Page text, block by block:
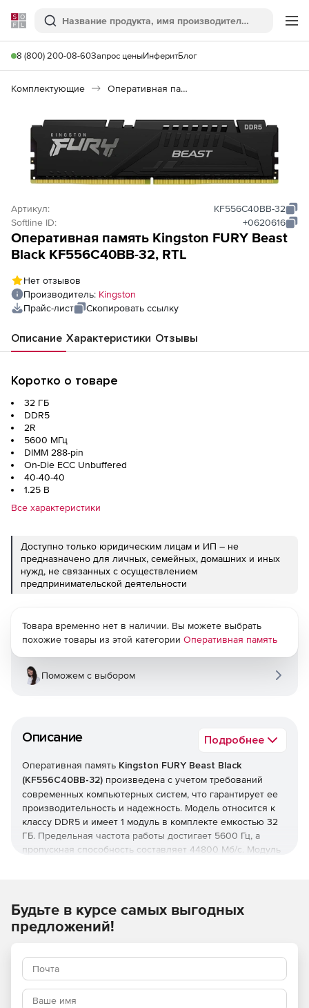
Softline
Поиск
8 (800) 200-08-60Запрос ценыИнферитБлог
Комплектующие Оперативная память
Артикул:
KF556C40BB-32
Softline ID:
+0620616
Оперативная память Kingston FURY Beast
Black KF556C40BB-32, RTL
Нет отзывов
Производитель: Kingston
Прайс-лист
Скопировать ссылку
Описание Характеристики Отзывы
Коротко о товаре
32 ГБ
DDR5
2R
5600 МГц
DIMM 288-pin
On-Die ECC Unbuffered
40-40-40
1.25 В
Все характеристики
Доступно только юридическим лицам и ИП – не
предназначено для личных, семейных, домашних и иных
нужд, не связанных с осуществлением
предпринимательской деятельности
Описание Подробнее
Оперативная память Kingston FURY Beast Black
(KF556C40BB-32) произведена с учетом требований
современных компьютерных систем, что гарантирует ее
производительность и надежность. Модель относится к
классу DDR5 и имеет 1 модуль в комплекте емкостью 32
ГБ. Предельная частота работы достигает 5600 Гц, а
пропускная способность составляет 44800 Мб/с. Модуль
внешний вид ПК.
Товара временно нет в наличии. Вы можете выбрать
похожие товары из этой категории Оперативная память
Поможем с выбором
Будьте в курсе самых выгодных
предложений!